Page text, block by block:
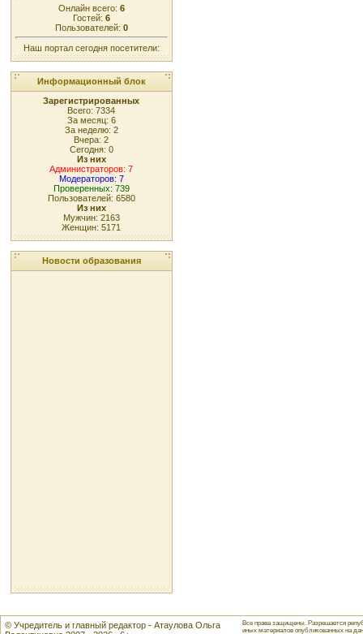
Онлайн всего: 6
Гостей: 6
Пользователей: 0
Наш портал сегодня посетители:
Информационный блок
Зарегистрированных
Всего: 7334
За месяц: 6
За неделю: 2
Вчера: 2
Сегодня: 0
Из них
Администраторов: 7
Модераторов: 7
Проверенных: 739
Пользователей: 6580
Из них
Мужчин: 2163
Женщин: 5171
Новости образования
© Учредитель и главный редактор - Атаулова Ольга
Все права защищены. Разрешается
иных материалов опубликованных на